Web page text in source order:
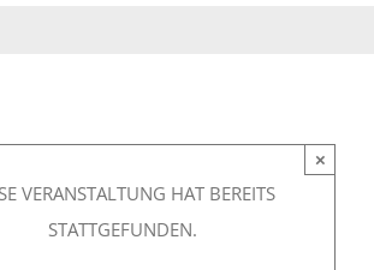
VERANSTALTUNG HAT BEREITS
STATTGEFUNDEN.
×